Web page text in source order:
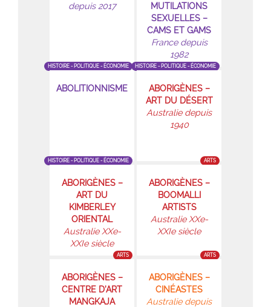
depuis 2017
HISTOIRE - POLITIQUE - ÉCONOMIE
MUTILATIONS
SEXUELLES –
CAMS ET GAMS
France depuis
1982
HISTOIRE - POLITIQUE - ÉCONOMIE
ABOLITIONNISME
HISTOIRE - POLITIQUE - ÉCONOMIE
ABORIGÈNES –
ART DU DÉSERT
Australie depuis
1940
ARTS
ABORIGÈNES –
ART DU
KIMBERLEY
ORIENTAL
Australie XXe-
XXIe siècle
ARTS
ABORIGÈNES –
BOOMALLI
ARTISTS
Australie XXe-
XXIe siècle
ARTS
ABORIGÈNES –
CENTRE D’ART
MANGKAJA
ABORIGÈNES –
CINÉASTES
Australie depuis